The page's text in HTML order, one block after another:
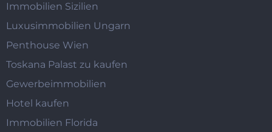
Immobilien Sizilien
Luxusimmobilien Ungarn
Penthouse Wien
Toskana Palast zu kaufen
Gewerbeimmobilien
Hotel kaufen
Immobilien Florida